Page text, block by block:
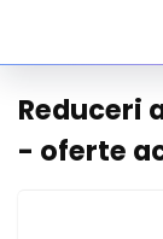
Reduceri
- oferte